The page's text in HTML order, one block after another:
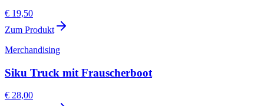
€ 19,50
Zum Produkt
Merchandising
Siku Truck mit Frauscherboot
€ 28,00